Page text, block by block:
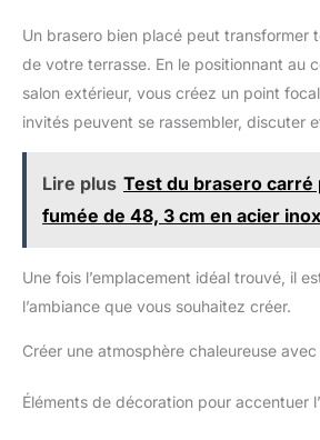
Un brasero bien placé peut transformer
de votre terrasse. En le positionnant au
salon extérieur, vous créez un point
invités peuvent se rassembler, discuter
Lire plus Test du brasero carré
fumée de 48, 3 cm en acier
Une fois l’emplacement idéal trouvé, il
l’ambiance que vous souhaitez créer.
Créer une atmosphère chaleureuse
Éléments de décoration pour accentuer